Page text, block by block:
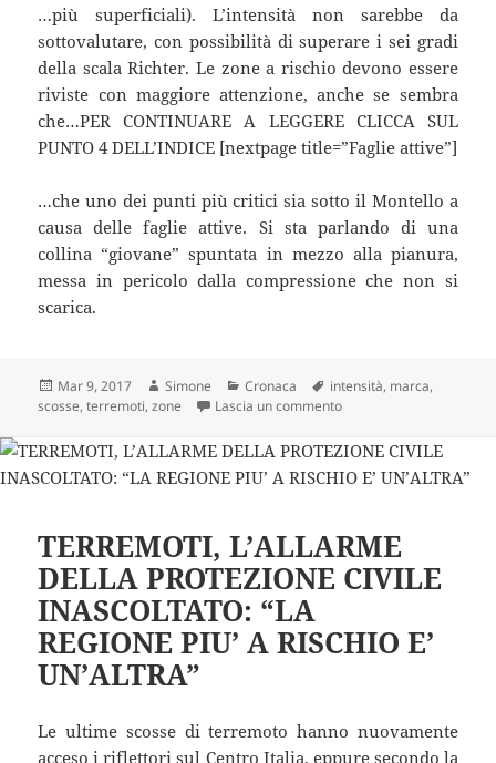
…più superficiali). L’intensità non sarebbe da
sottovalutare, con possibilità di superare i sei gradi
della scala Richter. Le zone a rischio devono essere
riviste con maggiore attenzione, anche se sembra
che…PER CONTINUARE A LEGGERE CLICCA SUL
PUNTO 4 DELL’INDICE [nextpage title=”Faglie attive”]
…che uno dei punti più critici sia sotto il Montello a
causa delle faglie attive. Si sta parlando di una
collina “giovane” spuntata in mezzo alla pianura,
messa in pericolo dalla compressione che non si
scarica.
Scritto
il
Mar 9, 2017 Autore
Simone Categorie
Cronaca Tag
intensità, marca,
scosse,terremoti,zone Lascia un commentosu TERREMOTI: C’È
TERREMOTI, L’ALLARME
DELLA PROTEZIONE CIVILE
INASCOLTATO: “LA
REGIONE PIU’ A RISCHIO E’
UN’ALTRA”
Le ultime scosse di terremoto hanno nuovamente
acceso i riflettori sul Centro Italia, eppure secondo la